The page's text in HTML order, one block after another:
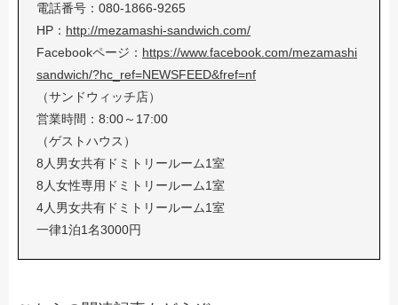
電話番号：080-1866-9265
HP： http://mezamashi-sandwich.com/
Facebookページ： https://www.facebook.com/mezamashi
sandwich/?hc_ref=NEWSFEED&fref=nf
（サンドウィッチ店）
営業時間：8:00～17:00
（ゲストハウス）
8人男女共有ドミトリールーム1室
8人女性専用ドミトリールーム1室
4人男女共有ドミトリールーム1室
一律1泊1名3000円